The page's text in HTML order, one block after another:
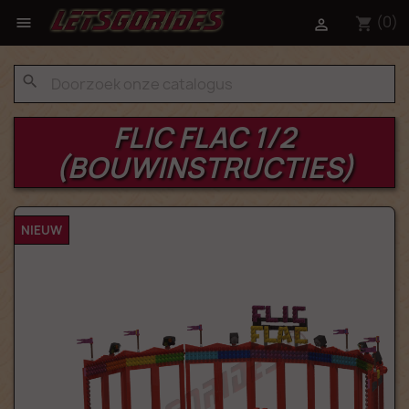
 shopping_cart (0)

search
FLIC FLAC 1/2
(BOUWINSTRUCTIES)
NIEUW